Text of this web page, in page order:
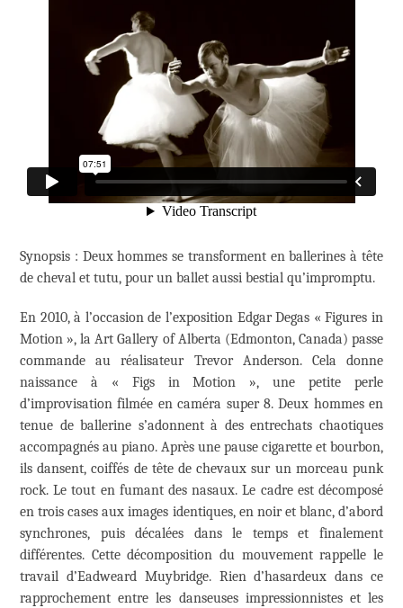
Synopsis : Deux hommes se transforment en ballerines à tête
de cheval et tutu, pour un ballet aussi bestial qu’impromptu.
En 2010, à l’occasion de l’exposition Edgar Degas « Figures in
Motion », la Art Gallery of Alberta (Edmonton, Canada) passe
commande au réalisateur Trevor Anderson. Cela donne
naissance à « Figs in Motion », une petite perle
d’improvisation filmée en caméra super 8. Deux hommes en
tenue de ballerine s’adonnent à des entrechats chaotiques
accompagnés au piano. Après une pause cigarette et bourbon,
ils dansent, coiffés de tête de chevaux sur un morceau punk
rock. Le tout en fumant des nasaux. Le cadre est décomposé
en trois cases aux images identiques, en noir et blanc, d’abord
synchrones, puis décalées dans le temps et finalement
différentes. Cette décomposition du mouvement rappelle le
travail d’Eadweard Muybridge. Rien d’hasardeux dans ce
rapprochement entre les danseuses impressionnistes et les